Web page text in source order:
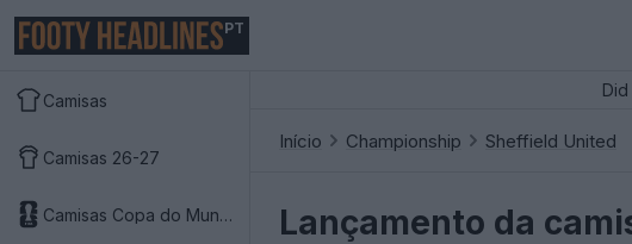
PT
Camisas
Camisas 26-27
Camisas Copa do Mundo 2026
Início Championship Sheffield United
Lançamento da